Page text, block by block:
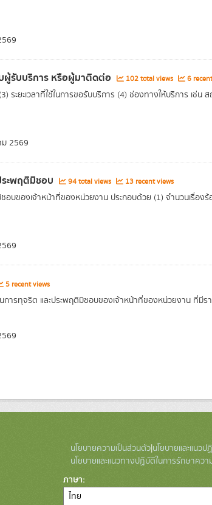
ผู้รับบริการ หรือผู้มาติดต่อ 102 total views 6
ระยะเวลาที่ใช้ในการขอรับบริการ (4) ช่องทางให้บริการ เช่
2569
ระพฤติมิชอบ 94 total views 13 recent views
อบของเจ้าหน้าที่ของหน่วยงาน ประกอบด้วย (1) จำนวนเรื่อง
5 recent views
การทุจริต และประพฤติมิชอบของเจ้าหน้าที่ของหน่วยงาน ที่มีร
นโยบายความเป็นส่วนตัว|นโยบายและแนว
นโยบายและแนวทางปฏิบัติในการรักษาค
ภาษา